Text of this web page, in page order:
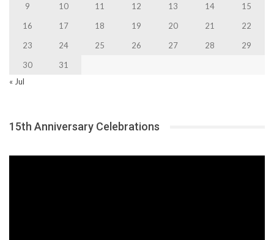
9
10 11 12 13 14
15
16
17 18 19 20 21
22
23
24 25 26 27 28
29
30
31
« Jul
15th Anniversary Celebrations